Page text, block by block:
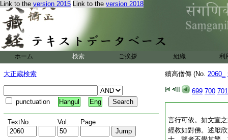
Link to the version 2015 Link to the version 2018
ホーム 検索 ご挨拶 組織 利
大正蔵検索
punctuation Hangul Eng
TextNo. Vol. Page
續高僧傳 (No. 2060_
699 700 701
言行可依。如文宣
經教如對佛。述厭